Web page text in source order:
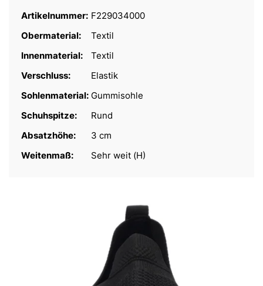
Artikelnummer: F229034000
Obermaterial:
Textil
Innenmaterial:
Textil
Verschluss:
Elastik
Sohlenmaterial: Gummisohle
Schuhspitze:
Rund
Absatzhöhe:
3 cm
Weitenmaß:
Sehr weit (H)